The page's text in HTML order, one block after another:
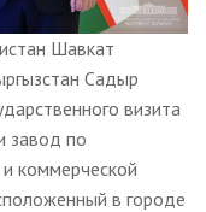
Шавкат
Садыр
визита
завод по
коммерческой
в городе